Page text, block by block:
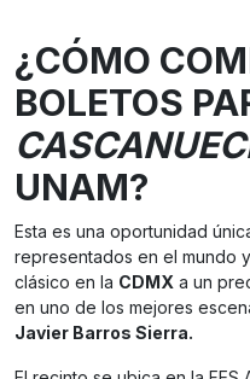
¿CÓMO
BOLETOS
UNAM?
Esta es una oportunidad
representados en el mundo
clásico en la CDMX a un
en uno de los mejores
Javier Barros Sierra.